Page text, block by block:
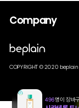
Company
COPYRIGHT © 2020 beplain